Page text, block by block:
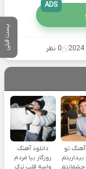
پست قبلی
ADS
0 نظر
آهنگ تو
دانلود آهنگ
روزگار بیا مردم
واسه قلب ترک